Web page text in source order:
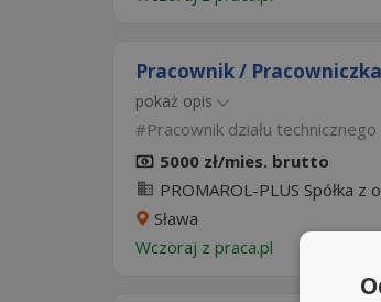
Pracownik /
pokaż opis
Pracownik działu technicznego
5000 zł/mies. brutto
PROMAROL-PLUS Spółka z
Sława
Wczoraj z praca.pl